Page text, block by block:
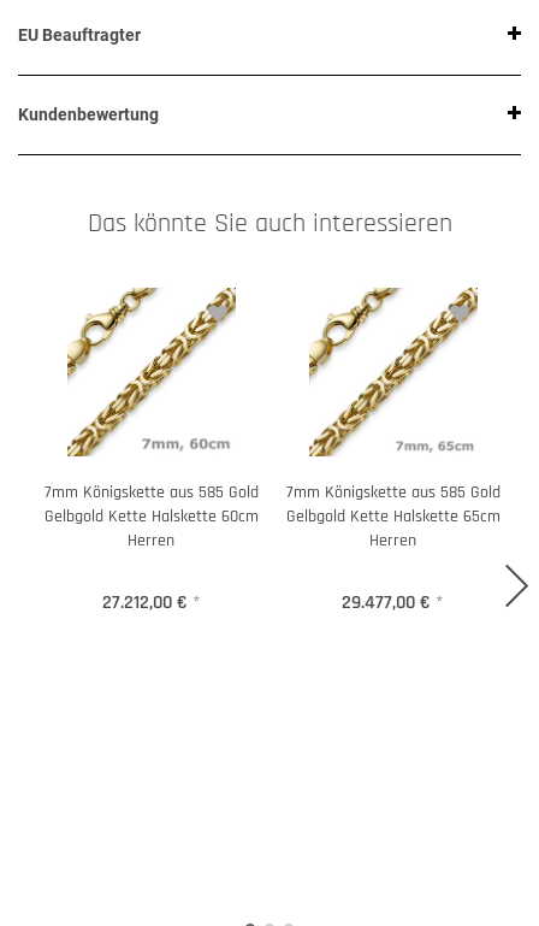
EU Beauftragter
Kundenbewertung
Das könnte Sie auch interessieren
7mm Königskette aus 585 Gold
Gelbgold Kette Halskette 60cm
Herren
27.212,00 € *
7mm Königskette aus 585 Gold
Gelbgold Kette Halskette 65cm
Herren
29.477,00 € *